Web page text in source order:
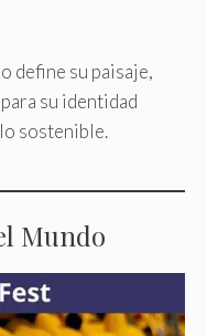
define su paisaje,
su identidad
sostenible.
Mundo